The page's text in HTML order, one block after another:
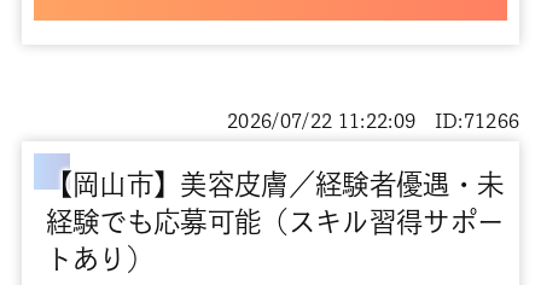
【岡山市】美容皮膚／経験者優遇・未
経験でも応募可能（スキル習得サポー
トあり）
2026/07/22 11:22:09 ID:71266